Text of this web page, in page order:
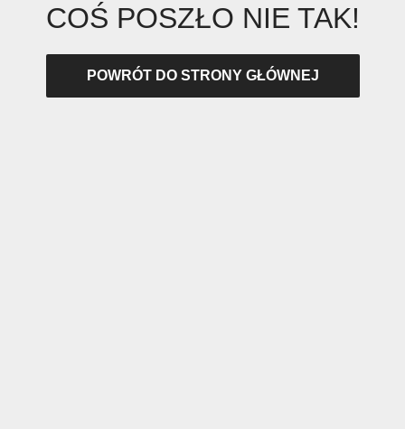
COŚ POSZŁO NIE TAK!
POWRÓT DO STRONY GŁÓWNEJ